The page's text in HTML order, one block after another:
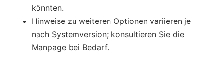
könnten.
Hinweise zu weiteren Optionen variieren je
nach Systemversion; konsultieren Sie die
Manpage bei Bedarf.